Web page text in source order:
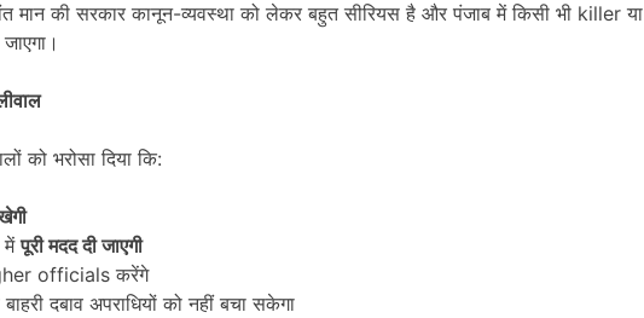
मान की सरकार कानून-व्यवस्था को लेकर बहुत सीरियस है और पंजाब में किसी भी killer या
को भरोसा दिया कि:
मेंपूरी मदद दी जाएगी
officials करेंगे
दबाव अपराधियों को नहीं बचा सकेगा